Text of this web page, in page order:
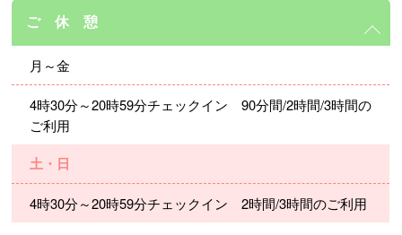
ご 休 憩
月～金
4時30分～20時59分チェックイン 90分間/2時間/3時間の
ご利用
土・日
4時30分～20時59分チェックイン 2時間/3時間のご利用